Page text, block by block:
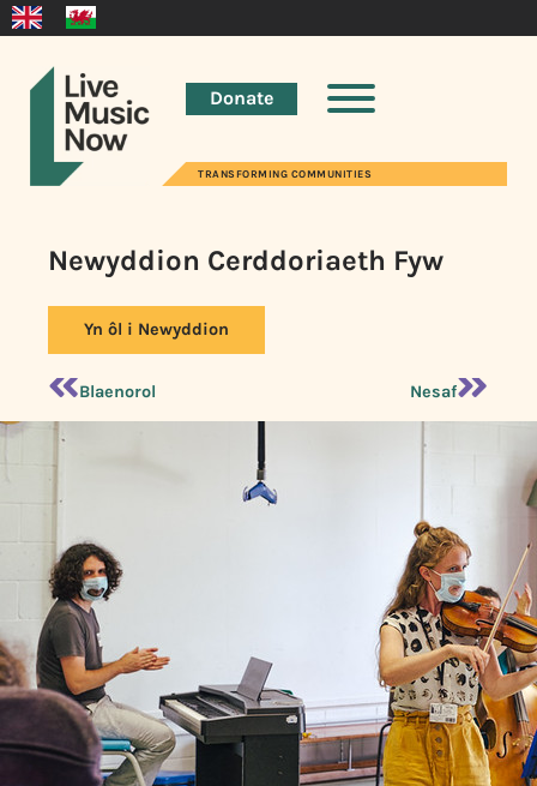
Donate
TRANSFORMING COMMUNITIES
Newyddion Cerddoriaeth Fyw
Yn ôl i Newyddion
Blaenorol Nesaf